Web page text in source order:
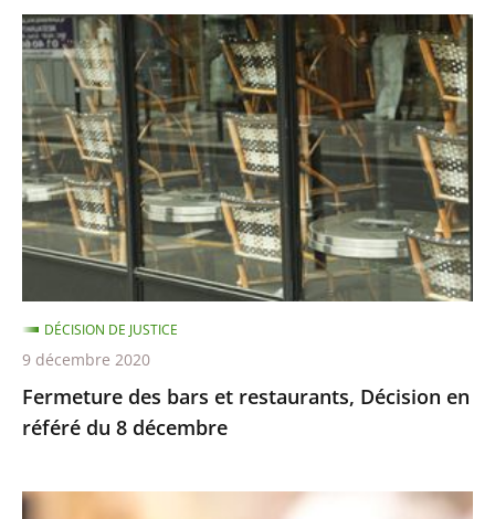
territoriales,
ne
sont
pas
contrair...
Fermeture
des
bars
et
restaurants,
Décision
en
référé
8
décembre
Fermeture des bars et restaurants, Décision en
référé du 8 décembre
DÉCISION DE JUSTICE
9 décembre 2020
Limite